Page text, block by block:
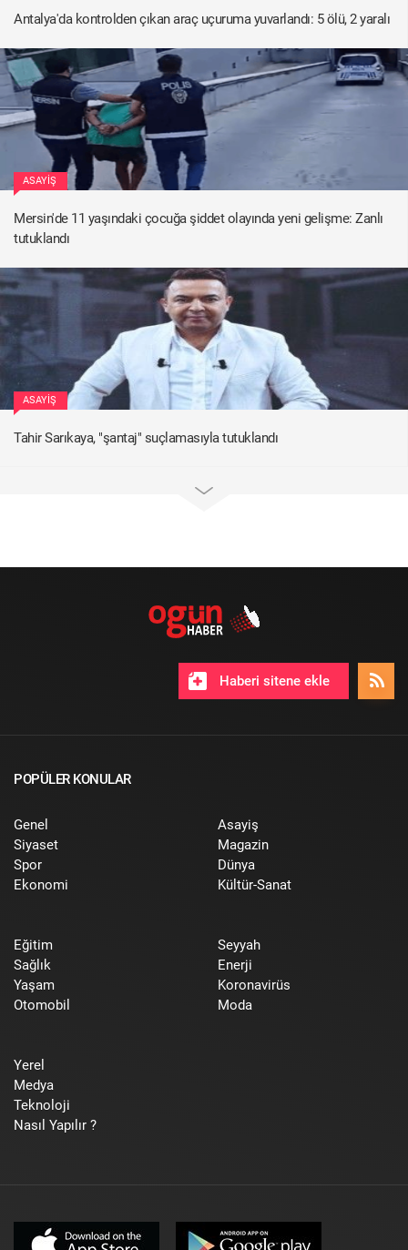
Antalya'da kontrolden çıkan araç uçuruma yuvarlandı: 5 ölü, 2 yaralı
ASAYIŞ
Mersin'de 11 yaşındaki çocuğa şiddet olayında yeni gelişme: Zanlı
tutuklandı
ASAYIŞ
Tahir Sarıkaya, "şantaj" suçlamasıyla tutuklandı
Haberi sitene ekle
POPÜLER KONULAR
Genel
Siyaset
Spor
Ekonomi
Asayiş
Magazin
Dünya
Kültür-Sanat
Eğitim
Sağlık
Yaşam
Otomobil
Seyyah
Enerji
Koronavirüs
Moda
Yerel
Medya
Teknoloji
Nasıl Yapılır ?